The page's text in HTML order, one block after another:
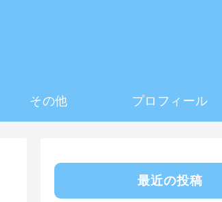
その他 プロフィール
最近の投稿